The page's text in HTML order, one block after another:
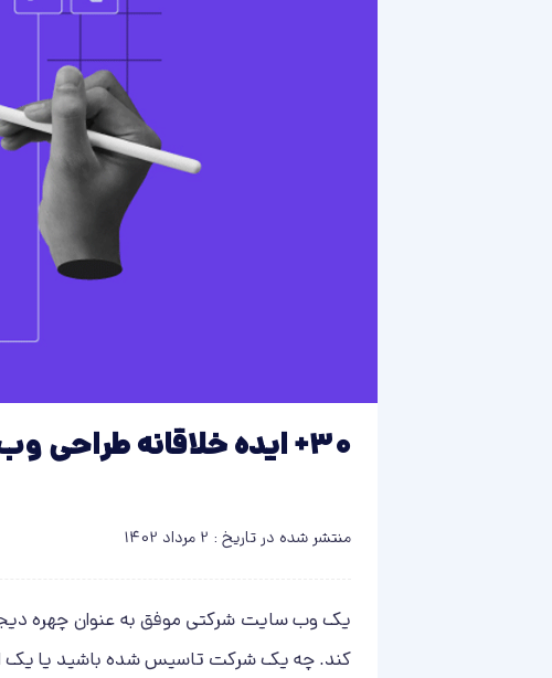
30+ ایده خلاقانه طراحی وب سایت شرکتی
منتشر شده در تاریخ : 2 مرداد 1402
یک وب سایت شرکتی موفق به عنوان چهره
کند. چه یک شرکت تاسیس شده باشید یا یک